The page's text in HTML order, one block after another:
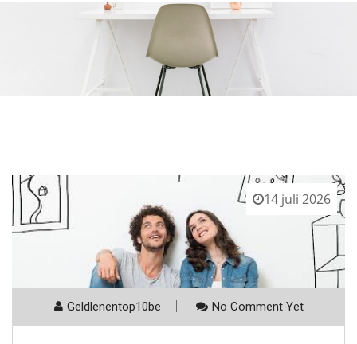
14 juli 2026
Geldlenentop10be No Comment Yet